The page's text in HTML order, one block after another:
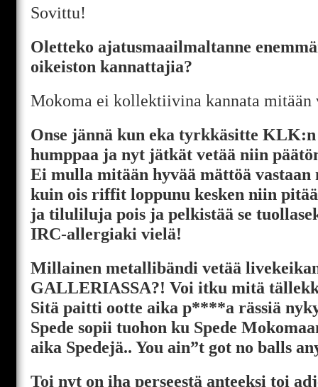
Sovittu!
Oletteko ajatusmaailmaltanne
oikeiston kannattajia?
Mokoma ei kollektiivina kannata mitään
Onse jännä kun eka tyrkkäsitte
humppaa ja nyt jätkät vetää niin
Ei mulla mitään hyvää mättöä
kuin ois riffit loppunu kesken niin
ja tiluliluja pois ja pelkistää se
IRC-allergiaki vielä!
Millainen metallibändi vetää
GALLERIASSA?! Voi itku mitä
Sitä paitti ootte aika p****a rässiä
Spede sopii tuohon ku Spede
aika Spedejä.. You ain”t got no balls
Toi nyt on iha perseestä anteeksi toi